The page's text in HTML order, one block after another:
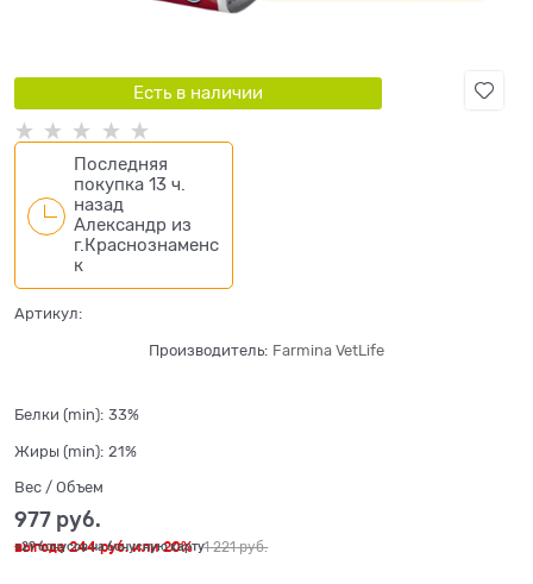
Есть в наличии
Последняя
покупка 13 ч.
назад
Александр из
г.Краснознаменс
к
Артикул:
Производитель: Farmina VetLife
Белки (min): 33%
Жиры (min): 21%
Вес / Объем
1 221 руб.
977 руб.
выгода244 руб.или20%
+29 бонусов на бонусную карту